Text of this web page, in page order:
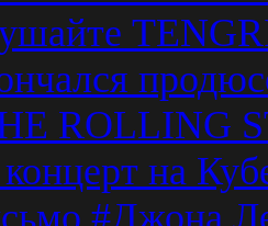
ROLLING
на
#Джона